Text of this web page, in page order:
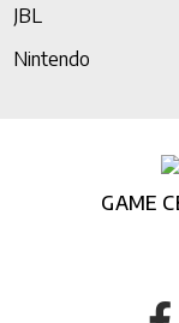
JBL
Nintendo
GAME